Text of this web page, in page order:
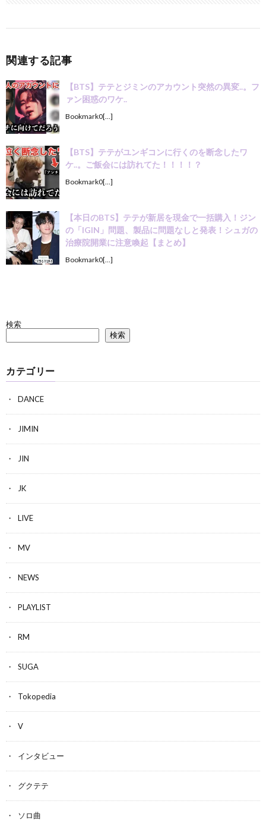
関連する記事
【BTS】テテとジミンのアカウント突然の異変..。フ
ァン困惑のワケ..
Bookmark0[…]
【BTS】テテがユンギコンに行くのを断念したワ
ケ..。ご飯会には訪れてた！！！！？
Bookmark0[…]
【本日のBTS】テテが新居を現金で一括購入！ジン
の「IGIN」問題、製品に問題なしと発表！シュガの
治療院開業に注意喚起【まとめ】
Bookmark0[…]
検索
検索
カテゴリー
DANCE
JIMIN
JIN
JK
LIVE
MV
NEWS
PLAYLIST
RM
SUGA
Tokopedia
V
インタビュー
グクテテ
ソロ曲